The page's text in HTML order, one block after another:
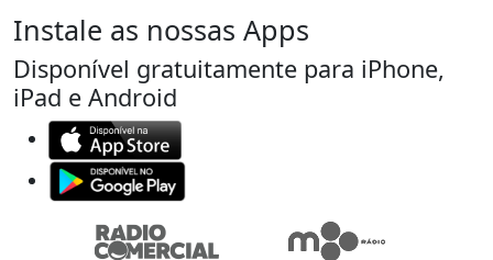
Instale as nossas Apps
Disponível gratuitamente para iPhone,
iPad e Android